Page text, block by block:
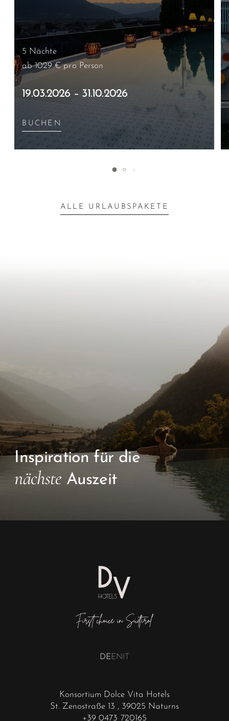
5 Nächte
ab 1029 €pro Person
19.03.2026 – 31.10.2026
BUCHEN
ALLE URLAUBSPAKETE
Inspiration für die
nächste Auszeit
Konsortium Dolce Vita Hotels
St. Zenostraße 13 , 39025 Naturns
+39 0473 720165
DEEN